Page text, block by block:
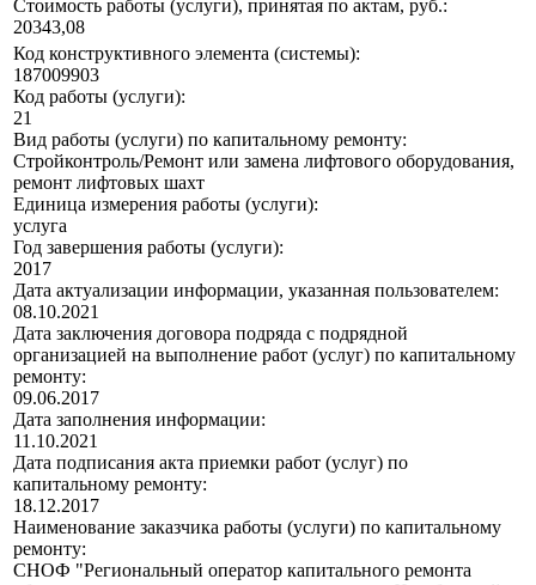
Стоимость работы (услуги), принятая по актам, руб.:
20343,08
Код конструктивного элемента (системы):
187009903
Код работы (услуги):
21
Вид работы (услуги) по капитальному ремонту:
Стройконтроль/Ремонт или замена лифтового оборудования,
ремонт лифтовых шахт
Единица измерения работы (услуги):
услуга
Год завершения работы (услуги):
2017
Дата актуализации информации, указанная пользователем:
08.10.2021
Дата заключения договора подряда с подрядной
организацией на выполнение работ (услуг) по капитальному
ремонту:
09.06.2017
Дата заполнения информации:
11.10.2021
Дата подписания акта приемки работ (услуг) по
капитальному ремонту:
18.12.2017
Наименование заказчика работы (услуги) по капитальному
ремонту:
СНОФ "Региональный оператор капитального ремонта